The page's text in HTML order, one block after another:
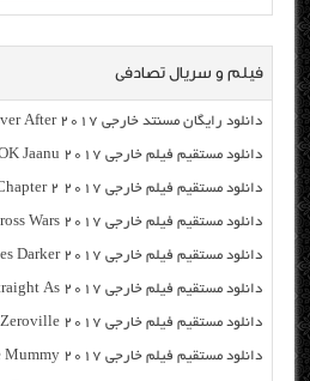
فیلم و سریال تصادفی
دانلود رایگان مسنتد خارجی Britney Ever After 2017 با لینک مستقیم
دانلود مستقیم فیلم خارجی OK Jaanu 2017 از سرور سایت
دانلود مستقیم فیلم خارجی John Wick: Chapter 2 2017 از سرور سایت
دانلود مستقیم فیلم خارجی Cross Wars 2017 از سرور سایت
دانلود مستقیم فیلم خارجی Fifty Shades Darker 2017 از سرور سایت
دانلود مستقیم فیلم خارجی From Straight As 2017 از سرور سایت
دانلود مستقیم فیلم خارجی Zeroville 2017 از سرور سایت
دانلود مستقیم فیلم خارجی The Mummy 2017 از سرور سایت